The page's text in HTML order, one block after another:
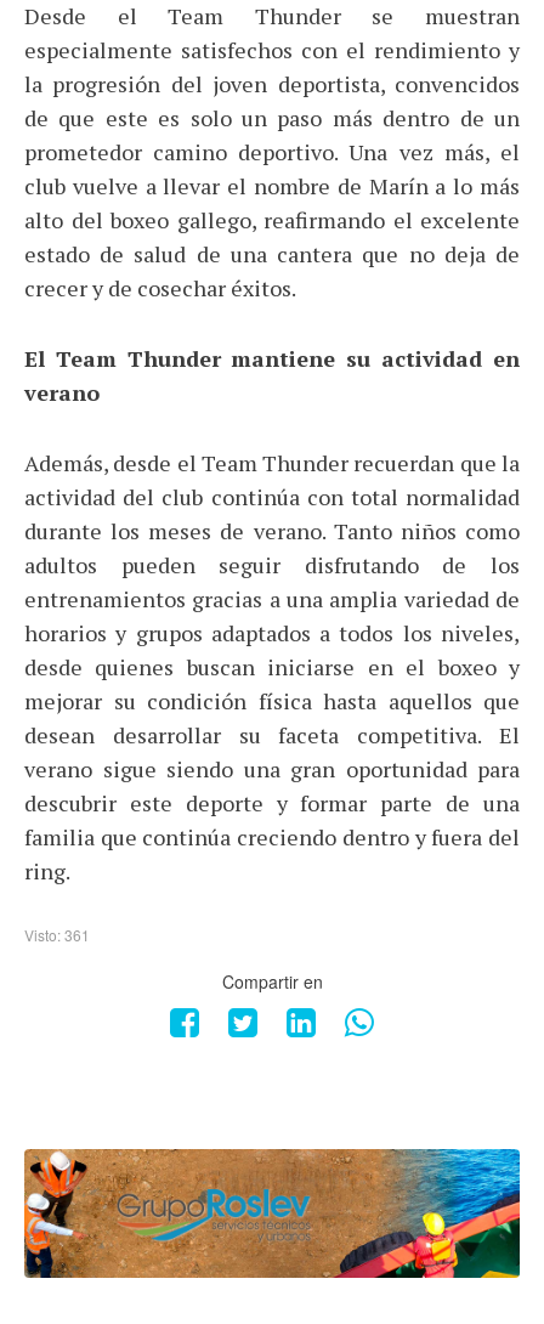
Desde el Team Thunder se muestran
especialmente satisfechos con el rendimiento y
la progresión del joven deportista, convencidos
de que este es solo un paso más dentro de un
prometedor camino deportivo. Una vez más, el
club vuelve a llevar el nombre de Marín a lo más
alto del boxeo gallego, reafirmando el excelente
estado de salud de una cantera que no deja de
crecer y de cosechar éxitos.
El Team Thunder mantiene su actividad en
verano
Además, desde el Team Thunder recuerdan que la
actividad del club continúa con total normalidad
durante los meses de verano. Tanto niños como
adultos pueden seguir disfrutando de los
entrenamientos gracias a una amplia variedad de
horarios y grupos adaptados a todos los niveles,
desde quienes buscan iniciarse en el boxeo y
mejorar su condición física hasta aquellos que
desean desarrollar su faceta competitiva. El
verano sigue siendo una gran oportunidad para
descubrir este deporte y formar parte de una
familia que continúa creciendo dentro y fuera del
ring.
Visto: 361
Compartir en